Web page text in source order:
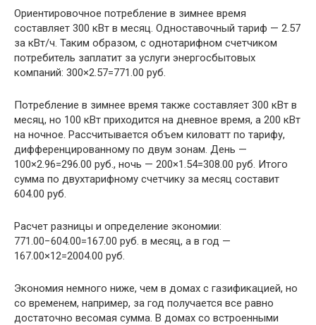
Ориентировочное потребление в зимнее время
составляет 300 кВт в месяц. Одноставочный тариф — 2.57
за кВт/ч. Таким образом, с однотарифном счетчиком
потребитель заплатит за услуги энергосбытовых
компаний: 300×2.57=771.00 руб.
Потребление в зимнее время также составляет 300 кВт в
месяц, но 100 кВт приходится на дневное время, а 200 кВт
на ночное. Рассчитывается объем киловатт по тарифу,
дифференцированному по двум зонам. День —
100×2.96=296.00 руб., ночь — 200×1.54=308.00 руб. Итого
сумма по двухтарифному счетчику за месяц составит
604.00 руб.
Расчет разницы и определение экономии:
771.00−604.00=167.00 руб. в месяц, а в год —
167.00×12=2004.00 руб.
Экономия немного ниже, чем в домах с газификацией, но
со временем, например, за год получается все равно
достаточно весомая сумма. В домах со встроенными